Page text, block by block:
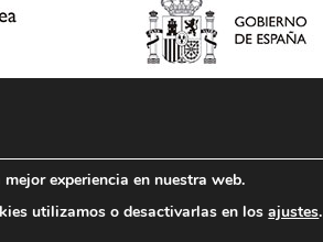
experiencia en nuestra web.
utilizamos o desactivarlas en losajustes.